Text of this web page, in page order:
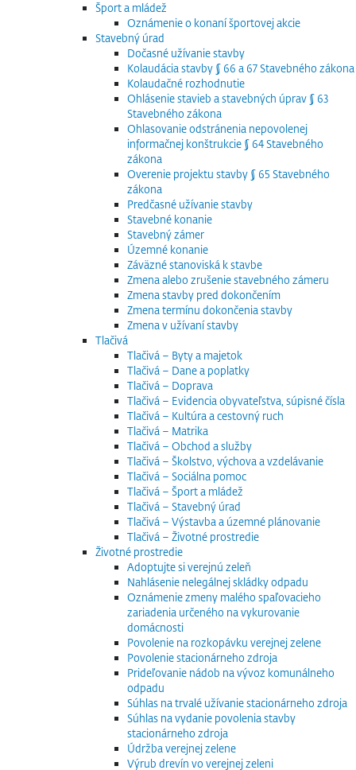
Šport a mládež
Oznámenie o konaní športovej akcie
Stavebný úrad
Dočasné užívanie stavby
Kolaudácia stavby § 66 a 67 Stavebného zákona
Kolaudačné rozhodnutie
Ohlásenie stavieb a stavebných úprav § 63
Stavebného zákona
Ohlasovanie odstránenia nepovolenej
informačnej konštrukcie § 64 Stavebného
zákona
Overenie projektu stavby § 65 Stavebného
zákona
Predčasné užívanie stavby
Stavebné konanie
Stavebný zámer
Územné konanie
Záväzné stanoviská k stavbe
Zmena alebo zrušenie stavebného zámeru
Zmena stavby pred dokončením
Zmena termínu dokončenia stavby
Zmena v užívaní stavby
Tlačivá
Tlačivá – Byty a majetok
Tlačivá – Dane a poplatky
Tlačivá – Doprava
Tlačivá – Evidencia obyvateľstva, súpisné čísla
Tlačivá – Kultúra a cestovný ruch
Tlačivá – Matrika
Tlačivá – Obchod a služby
Tlačivá – Školstvo, výchova a vzdelávanie
Tlačivá – Sociálna pomoc
Tlačivá – Šport a mládež
Tlačivá – Stavebný úrad
Tlačivá – Výstavba a územné plánovanie
Tlačivá – Životné prostredie
Životné prostredie
Adoptujte si verejnú zeleň
Nahlásenie nelegálnej skládky odpadu
Oznámenie zmeny malého spaľovacieho
zariadenia určeného na vykurovanie
domácnosti
Povolenie na rozkopávku verejnej zelene
Povolenie stacionárneho zdroja
Prideľovanie nádob na vývoz komunálneho
odpadu
Súhlas na trvalé užívanie stacionárneho zdroja
Súhlas na vydanie povolenia stavby
stacionárneho zdroja
Údržba verejnej zelene
Výrub drevín vo verejnej zeleni